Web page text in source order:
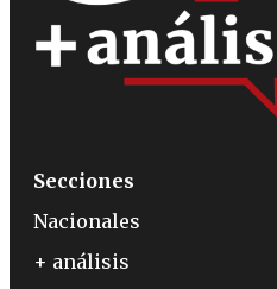
Secciones
Nacionales
+ análisis